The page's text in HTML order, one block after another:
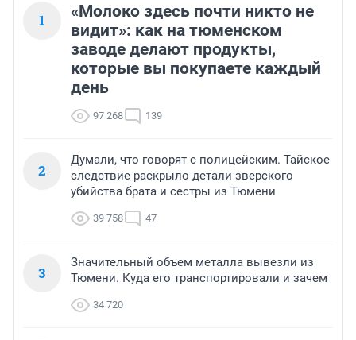
1
«Молоко здесь почти никто не
видит»: как на тюменском
заводе делают продукты,
которые вы покупаете каждый
день
97 268 139
2
Думали, что говорят с полицейским. Тайское
следствие раскрыло детали зверского
убийства брата и сестры из Тюмени
39 758 47
3
Значительный объем металла вывезли из
Тюмени. Куда его транспортировали и зачем
34 720